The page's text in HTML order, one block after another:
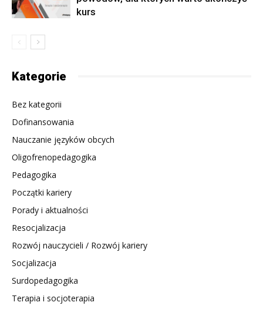
kurs
Kategorie
Bez kategorii
Dofinansowania
Nauczanie języków obcych
Oligofrenopedagogika
Pedagogika
Początki kariery
Porady i aktualności
Resocjalizacja
Rozwój nauczycieli / Rozwój kariery
Socjalizacja
Surdopedagogika
Terapia i socjoterapia